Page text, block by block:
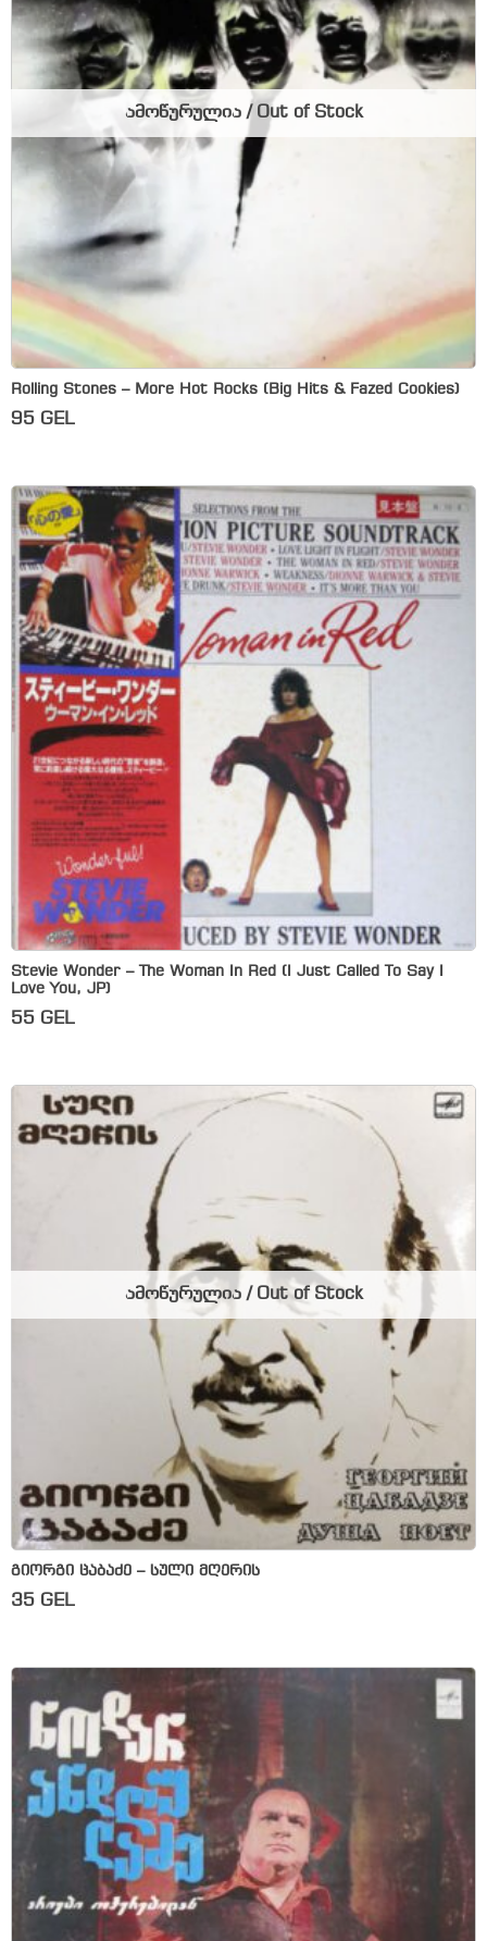
Rolling Stones – More Hot Rocks (Big Hits & Fazed Cookies)
95 GEL
ამოწურულია / Out of Stock
Stevie Wonder – The Woman In Red (I Just Called To Say I
Love You, JP)
55 GEL
გიორგი ცაბაძე – სული მღერის
35 GEL
ამოწურულია / Out of Stock